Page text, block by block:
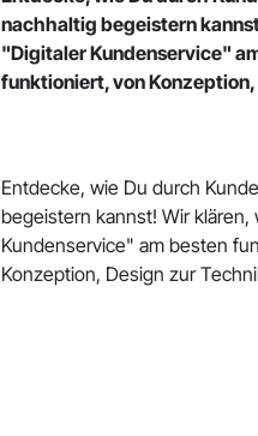
nachhaltig begeistern
"Digitaler Kundenservice"
funktioniert, von Konzeption,
Entdecke, wie Du durch
begeistern kannst! Wir klären,
Kundenservice" am besten
Konzeption, Design zur